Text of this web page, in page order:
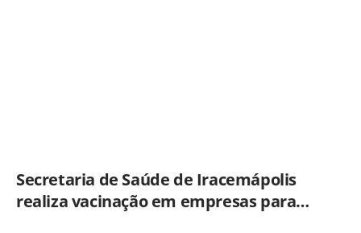
Secretaria de Saúde de Iracemápolis
realiza vacinação em empresas para